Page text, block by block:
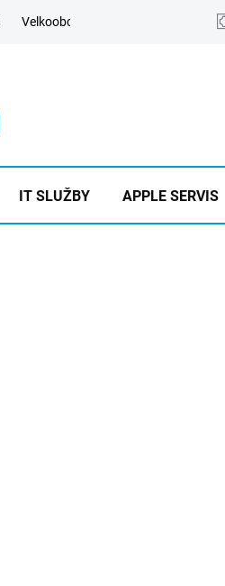
Velkoobchod Výkup
IT SLUŽBY APPLE SERVIS